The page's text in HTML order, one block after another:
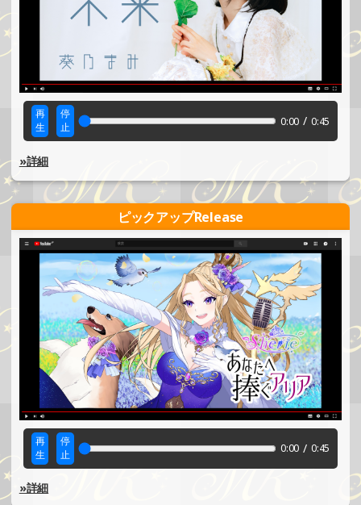
再
生
停
止
0:00 / 0:45
»詳細
ピックアップRelease
再
生
停
止
0:00 / 0:45
»詳細